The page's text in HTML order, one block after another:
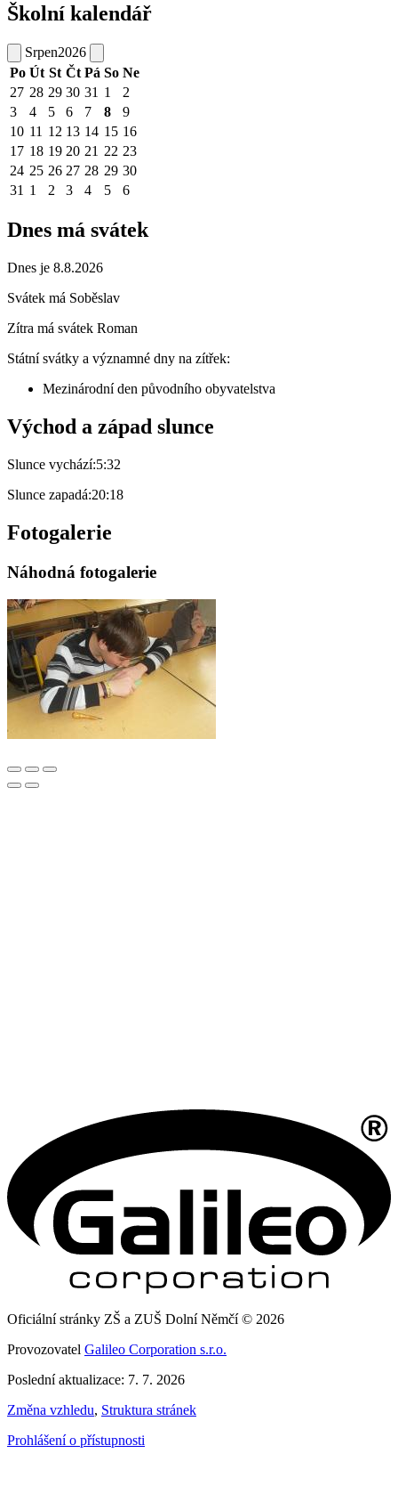
Školní kalendář
Srpen2026
Po Út St Čt Pá So Ne
27 28 29 30 31 1
2
3
4 5 6 7 8
9
10 11 12 13 14 15 16
17 18 19 20 21 22 23
24 25 26 27 28 29 30
31 1 2 3 4 5 6
Dnes má svátek
Dnes je 8.8.2026
Svátek má Soběslav
Zítra má svátek Roman
Státní svátky a významné dny na zítřek:
Mezinárodní den původního obyvatelstva
Východ a západ slunce
Slunce vychází:5:32
Slunce zapadá:20:18
Fotogalerie
Náhodná fotogalerie
Oficiální stránky ZŠ a ZUŠ Dolní Němčí © 2026
Provozovatel Galileo Corporation s.r.o.
Poslední aktualizace: 7. 7. 2026
Změna vzhledu, Struktura stránek
Prohlášení o přístupnosti